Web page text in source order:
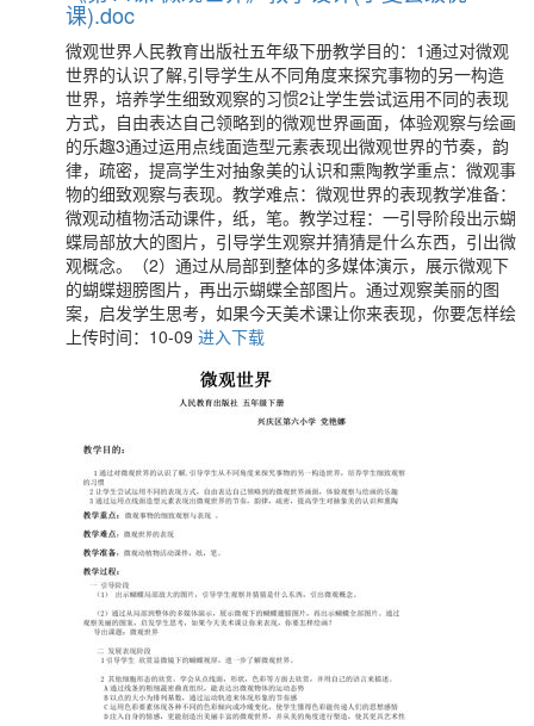
课).doc
微观世界人民教育出版社五年级下册教学目的：1通过对微观
世界的认识了解,引导学生从不同角度来探究事物的另一构造
世界，培养学生细致观察的习惯2让学生尝试运用不同的表现
方式，自由表达自己领略到的微观世界画面，体验观察与绘画
的乐趣3通过运用点线面造型元素表现出微观世界的节奏，韵
律，疏密，提高学生对抽象美的认识和熏陶教学重点：微观事
物的细致观察与表现。教学难点：微观世界的表现教学准备：
微观动植物活动课件，纸，笔。教学过程：一引导阶段出示蝴
蝶局部放大的图片，引导学生观察并猜猜是什么东西，引出微
观概念。（2）通过从局部到整体的多媒体演示，展示微观下
的蝴蝶翅膀图片，再出示蝴蝶全部图片。通过观察美丽的图
案，启发学生思考，如果今天美术课让你来表现，你要怎样绘
上传时间：10-09 进入下载